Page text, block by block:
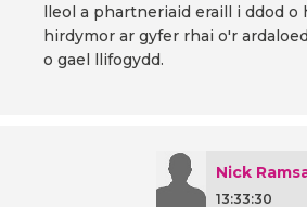
lleol a phartneriaid eraill i ddod o
hirdymor ar gyfer rhai o'r
o gael llifogydd.
Nick
13:33:30